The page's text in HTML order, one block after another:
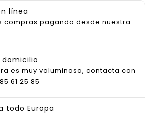
línea
compras pagando desde nuestra
domicilio
es muy voluminosa, contacta con
61 25 85
todo Europa